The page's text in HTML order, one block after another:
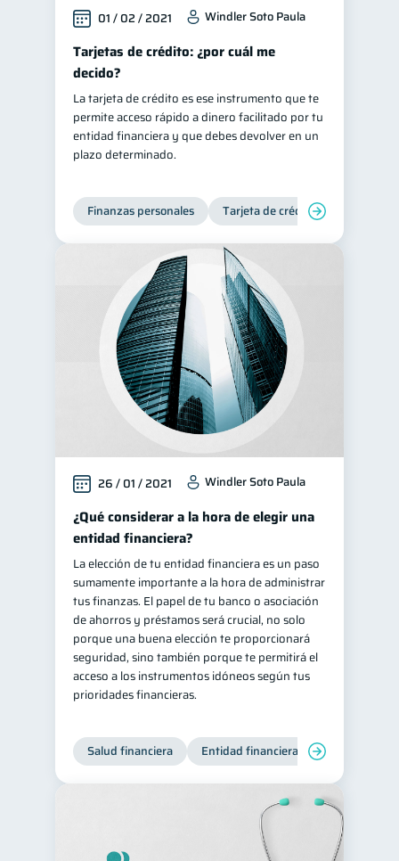
01 / 02 / 2021 Windler Soto Paula
Tarjetas de crédito: ¿por cuál me
decido?
La tarjeta de crédito es ese instrumento que te
permite acceso rápido a dinero facilitado por tu
entidad financiera y que debes devolver en un
plazo determinado.
Finanzas personales Tarjeta de crédito
26 / 01 / 2021 Windler Soto Paula
¿Qué considerar a la hora de elegir una
entidad financiera?
La elección de tu entidad financiera es un paso
sumamente importante a la hora de administrar
tus finanzas. El papel de tu banco o asociación
de ahorros y préstamos será crucial, no solo
porque una buena elección te proporcionará
seguridad, sino también porque te permitirá el
acceso a los instrumentos idóneos según tus
prioridades financieras.
Salud financiera Entidad financiera